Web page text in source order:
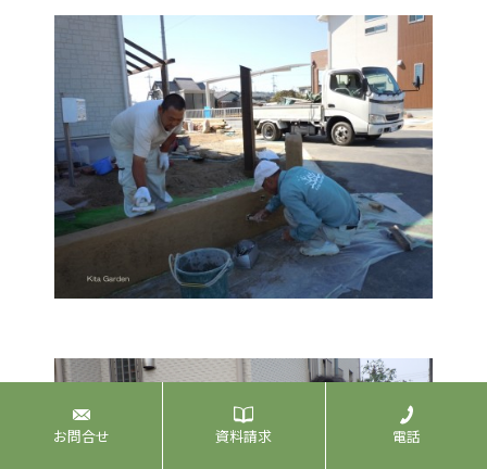
お問合せ 資料請求 電話